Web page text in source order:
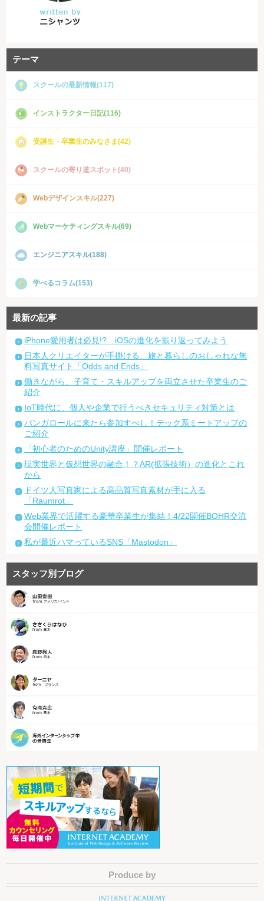
テーマ
スクールの最新情報(117)
インストラクター日記(116)
受講生・卒業生のみなさま(42)
スクールの寄り道スポット(40)
Webデザインスキル(227)
Webマーケティングスキル(69)
エンジニアスキル(188)
学べるコラム(153)
最新の記事
iPhone愛用者は必見!? iOSの進化を振り返ってみよう
日本人クリエイターが手掛ける、旅と暮らしのおしゃれな無
料写真サイト「Odds and Ends」
働きながら、子育て・スキルアップを両立させた卒業生のご
紹介
IoT時代に、個人や企業で行うべきセキュリティ対策とは
バンガロールに来たら参加すべし！テック系ミートアップの
ご紹介
「初心者のためのUnity講座」開催レポート
現実世界と仮想世界の融合！？AR(拡張技術）の進化とこれ
から
ドイツ人写真家による高品質写真素材が手に入る
「Raumrot」
Web業界で活躍する豪華卒業生が集結！4/22開催BOHR交流
会開催レポート
私が最近ハマっているSNS「Mastodon」
スタッフ別ブログ
Produce by